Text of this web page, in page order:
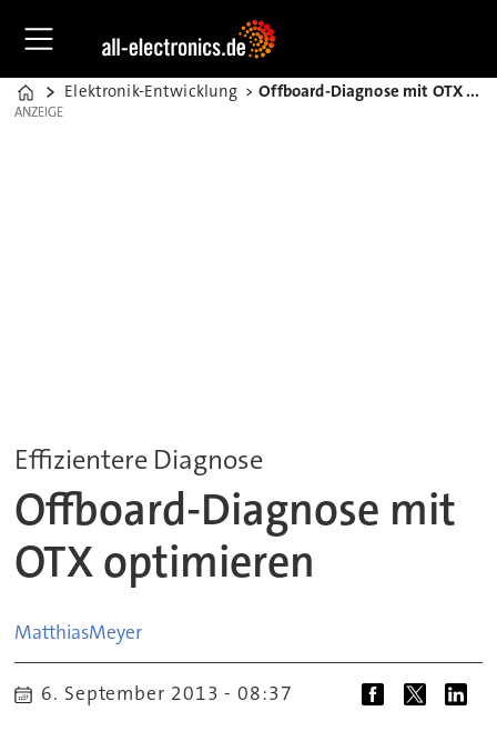
Home
Elektronik-Entwicklung Offboard-Diagnose mit OTX optimieren
ANZEIGE
ANZEIGE
Effizientere Diagnose
Offboard-Diagnose mit
OTX optimieren
MatthiasMeyer
6. September 2013 - 08:37